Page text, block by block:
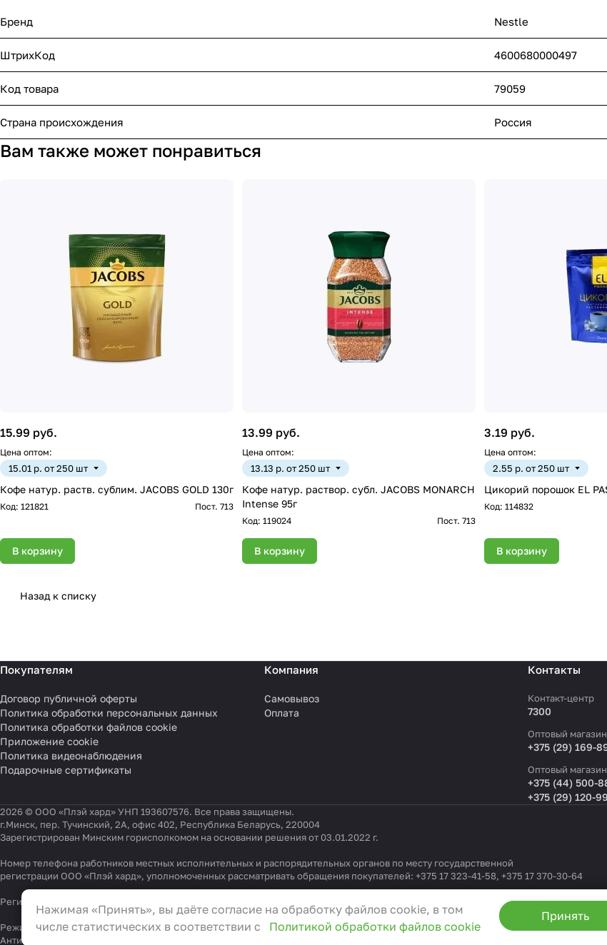
Бренд Nestle
ШтрихКод 4600680000497
Код товара 79059
Страна происхождения Россия
Вам также может понравиться
15.99 руб.
Цена оптом:
15.01 р. от 250 шт
Кофе натур. раств. сублим. JACOBS GOLD 130г
Код: 121821 Пост. 713
В корзину
13.99 руб.
Цена оптом:
13.13 р. от 250 шт
Кофе натур. раствор. субл. JACOBS MONARCH
Intense 95г
Код: 119024 Пост. 713
В корзину
3.19 руб.
Цена оптом:
2.55 р. от 250 шт
Цикорий порошок EL
Код: 114832
В корзину
Назад к списку
Покупателям
Договор публичной оферты
Политика обработки персональных данных
Политика обработки файлов cookie
Приложение cookie
Политика видеонаблюдения
Подарочные сертификаты
Компания
Самовывоз
Оплата
Контакты
Контакт-центр
7300
Оптовый
+375 (29) 169-
Оптовый
+375 (44) 500-
+375 (29) 120-
2026 © ООО «Плэй хард» УНП 193607576. Все права защищены.
г.Минск, пер. Тучинский, 2А, офис 402, Республика Беларусь, 220004
Зарегистрирован Минским горисполкомом на основании решения от 03.01.2022 г.
Номер телефона работников местных исполнительных и распорядительных органов по месту государственной
регистрации ООО «Плэй хард», уполномоченных рассматривать обращения покупателей: +375 17 323-41-58, +375 17 370-30-64
Регистрационный номер в Торговом реестре Республики Беларусь 541404 от 19.09.2022
Режим работы "горячей линии": 9:00 – 17:30, Тел.:+375 (29) 337-33-00, e-mail:info@3ceni.by
Антикоррупционная политика
Функциональные
Нажимая «Принять», вы даёте согласие на обработку файлов cookie, в том
числе статистических в соответствии с
Политикой обработки файлов cookie
Принять